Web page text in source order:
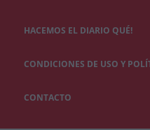
HACEMOS EL DIARIO QUÉ!
CONDICIONES DE USO Y
CONTACTO